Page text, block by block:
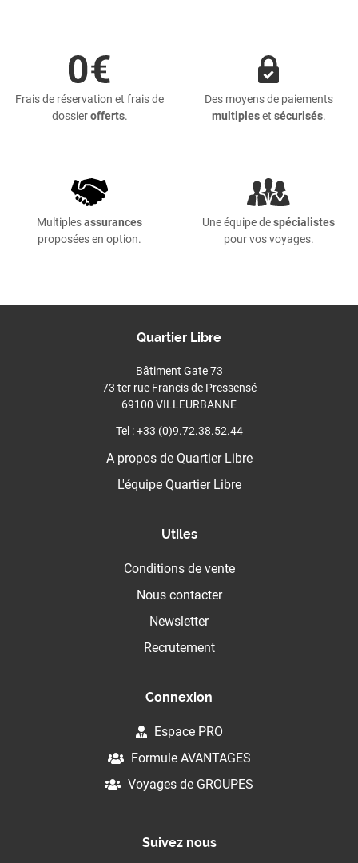
Frais de réservation et frais de
dossierofferts.
Des moyens de paiements
multipleset sécurisés.
Multiplesassurances
proposées en option.
Une équipe despécialistes
pour vos voyages.
Quartier Libre
Bâtiment Gate 73
73 ter rue Francis de Pressensé
69100 VILLEURBANNE
Tel : +33 (0)9.72.38.52.44
A propos de Quartier Libre
L'équipe Quartier Libre
Utiles
Conditions de vente
Nous contacter
Newsletter
Recrutement
Connexion
Espace PRO
Formule AVANTAGES
Voyages de GROUPES
Suivez nous